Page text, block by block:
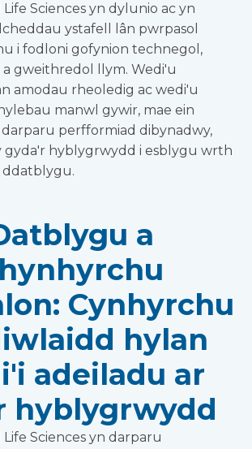
Sciences yn dylunio ac yn
ystafell lân pwrpasol
i fodloni gofynion technegol,
gweithredol llym. Wedi'u
amodau rheoledig ac wedi'u
manwl gywir, mae ein
perfformiad dibynadwy,
gyda'r hyblygrwydd i esblygu wrth
a
Cynhyrchu
hylan
adeiladu ar
hyblygrwydd
Sciences yn darparu